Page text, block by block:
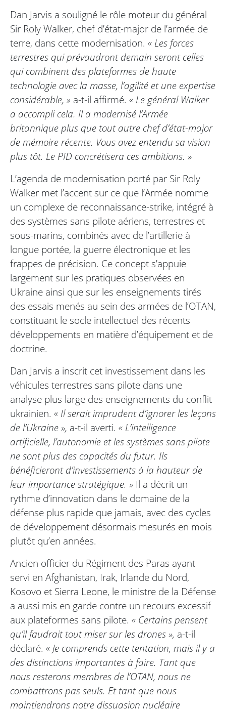
Dan Jarvis a souligné le rôle moteur du général
Sir Roly Walker, chef d’état-major de l’armée de
terre, dans cette modernisation. « Les forces
terrestres qui prévaudront demain seront celles
qui combinent des plateformes de haute
technologie avec la masse, l’agilité et une expertise
considérable, » a-t-il affirmé. « Le général Walker
a accompli cela. Il a modernisé l’Armée
britannique plus que tout autre chef d’état-major
de mémoire récente. Vous avez entendu sa vision
plus tôt. Le PID concrétisera ces ambitions. »
L’agenda de modernisation porté par Sir Roly
Walker met l’accent sur ce que l’Armée nomme
un complexe de reconnaissance-strike, intégré à
des systèmes sans pilote aériens, terrestres et
sous-marins, combinés avec de l’artillerie à
longue portée, la guerre électronique et les
frappes de précision. Ce concept s’appuie
largement sur les pratiques observées en
Ukraine ainsi que sur les enseignements tirés
des essais menés au sein des armées de l’OTAN,
constituant le socle intellectuel des récents
développements en matière d’équipement et de
doctrine.
Dan Jarvis a inscrit cet investissement dans les
véhicules terrestres sans pilote dans une
analyse plus large des enseignements du conflit
ukrainien. « Il serait imprudent d’ignorer les leçons
de l’Ukraine », a-t-il averti. « L’intelligence
artificielle, l’autonomie et les systèmes sans pilote
ne sont plus des capacités du futur. Ils
bénéficieront d’investissements à la hauteur de
leur importance stratégique. » Il a décrit un
rythme d’innovation dans le domaine de la
défense plus rapide que jamais, avec des cycles
de développement désormais mesurés en mois
plutôt qu’en années.
Ancien officier du Régiment des Paras ayant
servi en Afghanistan, Irak, Irlande du Nord,
Kosovo et Sierra Leone, le ministre de la Défense
a aussi mis en garde contre un recours excessif
aux plateformes sans pilote. « Certains pensent
qu’il faudrait tout miser sur les drones », a-t-il
déclaré. « Je comprends cette tentation, mais il y a
des distinctions importantes à faire. Tant que
nous resterons membres de l’OTAN, nous ne
combattrons pas seuls. Et tant que nous
maintiendrons notre dissuasion nucléaire